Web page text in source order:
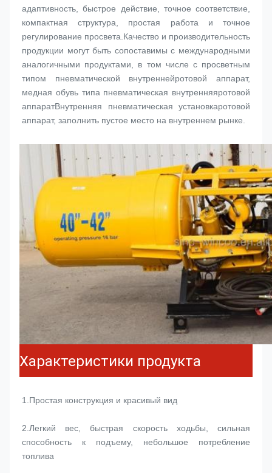
адаптивность, быстрое действие, точное соответствие,
компактная структура, простая работа и точное
регулирование просвета.Качество и производительность
продукции могут быть сопоставимы с международными
аналогичными продуктами, в том числе с просветным
типом пневматической внутреннейротовой аппарат,
медная обувь типа пневматическая внутренняяротовой
аппаратВнутренняя пневматическая установкаротовой
аппарат, заполнить пустое место на внутреннем рынке.
Характеристики продукта
1. Простая конструкция и красивый вид
2. Легкий вес, быстрая скорость ходьбы, сильная
способность к подъему, небольшое потребление
топлива